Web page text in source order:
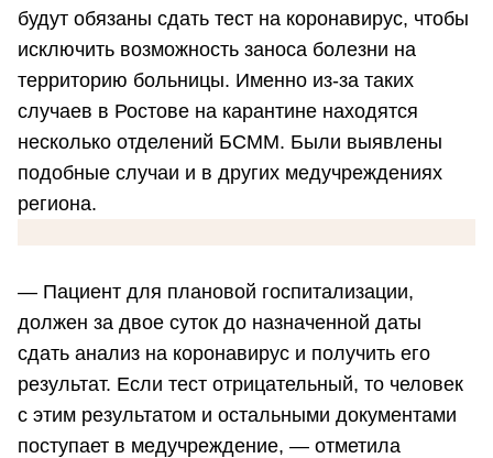
будут обязаны сдать тест на коронавирус, чтобы
исключить возможность заноса болезни на
территорию больницы. Именно из-за таких
случаев в Ростове на карантине находятся
несколько отделений БСММ. Были выявлены
подобные случаи и в других медучреждениях
региона.
— Пациент для плановой госпитализации,
должен за двое суток до назначенной даты
сдать анализ на коронавирус и получить его
результат. Если тест отрицательный, то человек
с этим результатом и остальными документами
поступает в медучреждение, — отметила